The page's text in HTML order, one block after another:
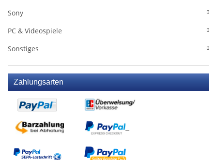
Sony
PC & Videospiele
Sonstiges
Zahlungsarten